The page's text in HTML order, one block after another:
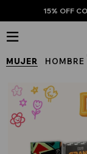
15% OFF
MUJER HOMBRE
